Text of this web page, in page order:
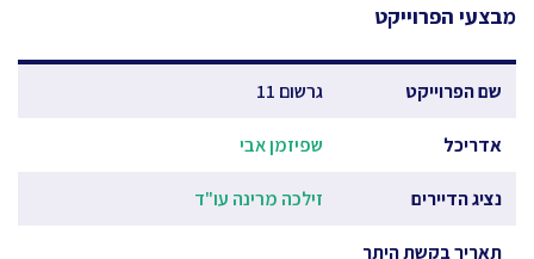
מבצעי הפרוייקט
שם הפרוייקט גרשום 11
אדריכל שפיזמן אבי
נציג הדיירים זילכה מרינה עו"ד
תאריך בקשת היתר